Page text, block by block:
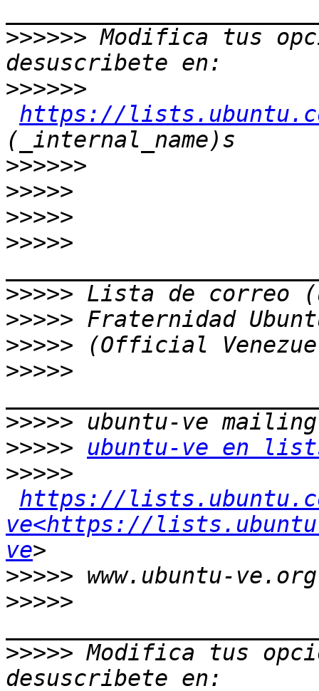
>>>>>> Modifica tus
>>>>>>
https://
>>>>>>
>>>>>
>>>>>
>>>>>
>>>>>
>>>>>
>>>>>
>>>>>
>>>>>
>>>>>
ubuntu-ve en
>>>>>
https://
ve<https://
ve
>>>>>
>>>>>
>>>>> Modifica tus